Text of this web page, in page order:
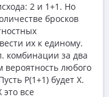
2 и 1+1. Но
бросков
их к единому.
комбинации за два
любого
P(1+1) будет Х.
это все